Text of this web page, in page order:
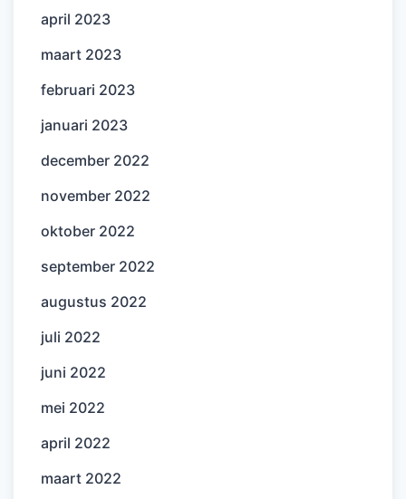
april 2023
maart 2023
februari 2023
januari 2023
december 2022
november 2022
oktober 2022
september 2022
augustus 2022
juli 2022
juni 2022
mei 2022
april 2022
maart 2022